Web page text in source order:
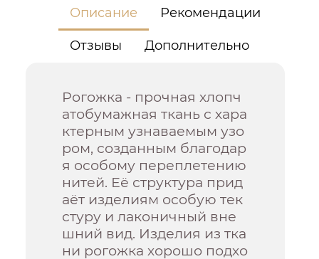
Описание Рекомендации
Отзывы Дополнительно
Рогожка - прочная хлопч
атобумажная ткань с хара
ктерным узнаваемым узо
ром, созданным благодар
я особому переплетению
нитей. Её структура прид
аёт изделиям особую тек
стуру и лаконичный вне
шний вид. Изделия из тка
ни рогожка хорошо подхо